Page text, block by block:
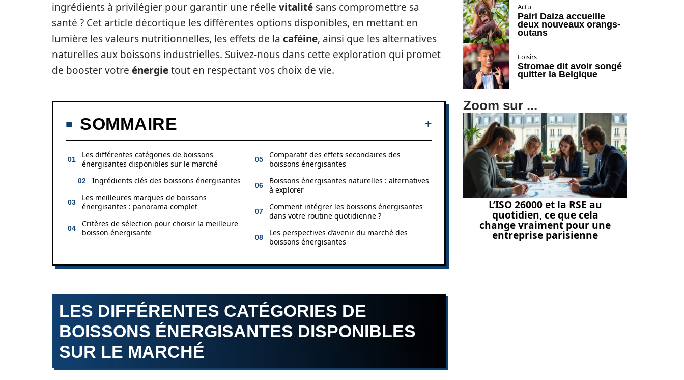
ingrédients à privilégier pour garantir une réelle vitalité sans compromettre sa
santé ? Cet article décortique les différentes options disponibles, en mettant en
lumière les valeurs nutritionnelles, les effets de la caféine, ainsi que les alternatives
naturelles aux boissons industrielles. Suivez-nous dans cette exploration qui promet
de booster votre énergietout en respectant vos choix de vie.
SOMMAIRE
Les différentes catégories de boissons
énergisantes disponibles sur le marché
Ingrédients clés des boissons énergisantes
Les meilleures marques de boissons
énergisantes : panorama complet
Critères de sélection pour choisir la meilleure
boisson énergisante
Comparatif des effets secondaires des
boissons énergisantes
Boissons énergisantes naturelles : alternatives
à explorer
Comment intégrer les boissons énergisantes
dans votre routine quotidienne ?
Les perspectives d’avenir du marché des
boissons énergisantes
LES DIFFÉRENTES CATÉGORIES DE
BOISSONS ÉNERGISANTES DISPONIBLES
SUR LE MARCHÉ
Actu
Pairi Daiza accueille
deux nouveaux orangs-
outans
Loisirs
Stromae dit avoir songé
quitter la Belgique
Zoom sur ...
L’ISO 26000 et la RSE au
quotidien, ce que cela
change vraiment pour une
entreprise parisienne